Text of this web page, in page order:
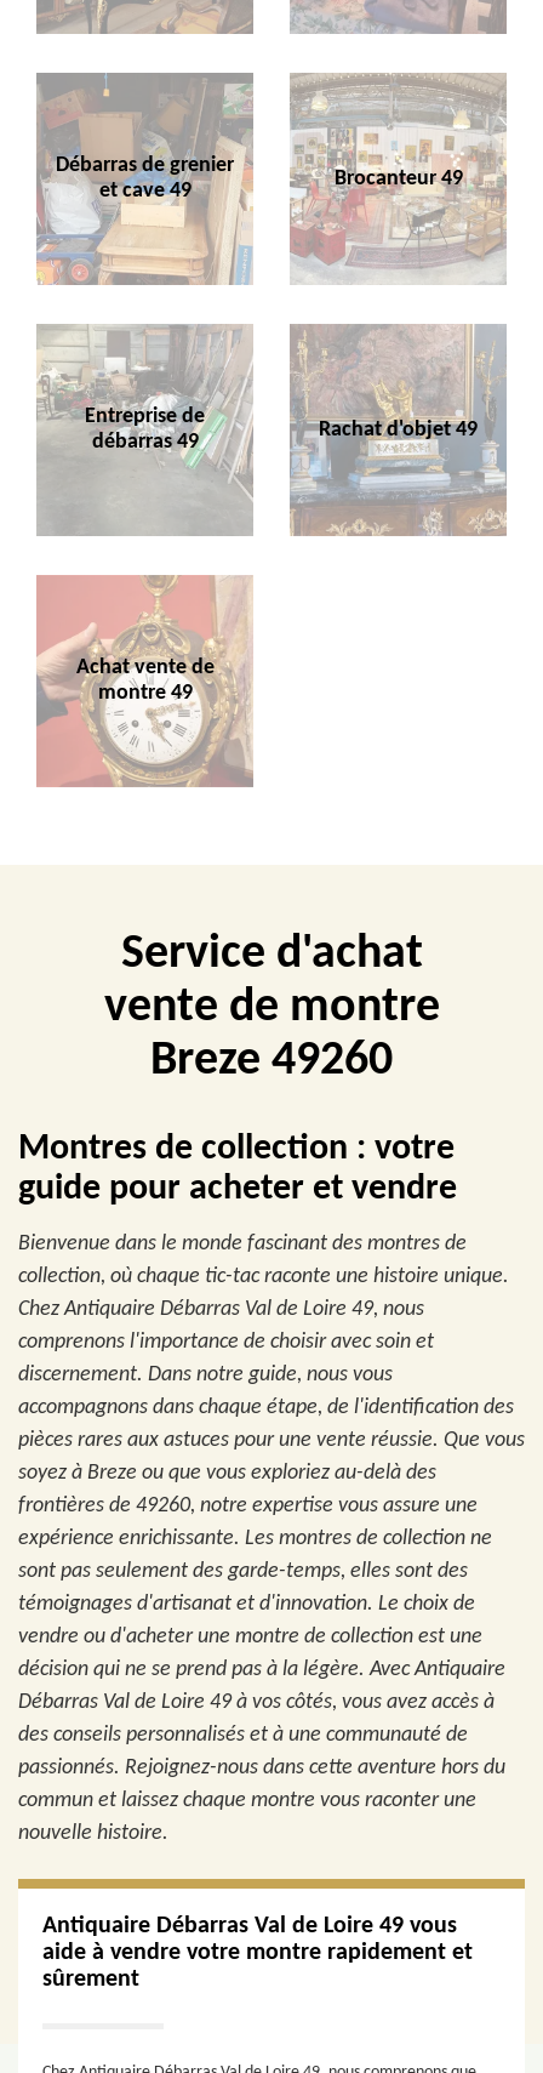
Débarras de grenier
et cave 49
Brocanteur 49
Entreprise de
débarras 49
Rachat d'objet 49
Achat vente de
montre 49
Service d'achat
vente de montre
Breze 49260
Montres de collection : votre
guide pour acheter et vendre
Bienvenue dans le monde fascinant des montres de
collection, où chaque tic-tac raconte une histoire unique.
Chez Antiquaire Débarras Val de Loire 49, nous
comprenons l'importance de choisir avec soin et
discernement. Dans notre guide, nous vous
accompagnons dans chaque étape, de l'identification des
pièces rares aux astuces pour une vente réussie. Que vous
soyez à Breze ou que vous exploriez au-delà des
frontières de 49260, notre expertise vous assure une
expérience enrichissante. Les montres de collection ne
sont pas seulement des garde-temps, elles sont des
témoignages d'artisanat et d'innovation. Le choix de
vendre ou d'acheter une montre de collection est une
décision qui ne se prend pas à la légère. Avec Antiquaire
Débarras Val de Loire 49 à vos côtés, vous avez accès à
des conseils personnalisés et à une communauté de
passionnés. Rejoignez-nous dans cette aventure hors du
commun et laissez chaque montre vous raconter une
nouvelle histoire.
Antiquaire Débarras Val de Loire 49 vous
aide à vendre votre montre rapidement et
sûrement